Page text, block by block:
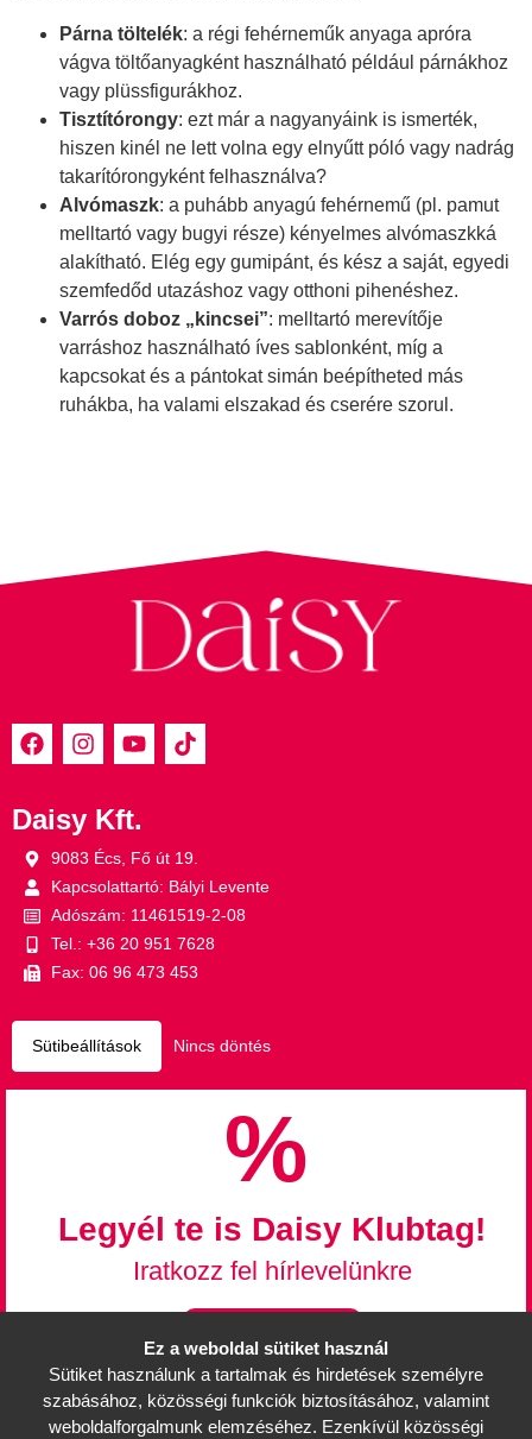
Párna töltelék: a régi fehérneműk anyaga apróra
vágva töltőanyagként használható például párnákhoz
vagy plüssfigurákhoz.
Tisztítórongy: ezt már a nagyanyáink is ismerték,
hiszen kinél ne lett volna egy elnyűtt póló vagy nadrág
takarítórongyként felhasználva?
Alvómaszk: a puhább anyagú fehérnemű (pl. pamut
melltartó vagy bugyi része) kényelmes alvómaszkká
alakítható. Elég egy gumipánt, és kész a saját, egyedi
szemfedőd utazáshoz vagy otthoni pihenéshez.
Varrós doboz „kincsei”: melltartó merevítője
varráshoz használható íves sablonként, míg a
kapcsokat és a pántokat simán beépítheted más
ruhákba, ha valami elszakad és cserére szorul.
Daisy Kft.
9083 Écs, Fő út 19.
Kapcsolattartó: Bályi Levente
Adószám: 11461519-2-08
Tel.: +36 20 951 7628
Fax: 06 96 473 453
Sütibeállítások Nincs döntés
%
Legyél te is Daisy Klubtag!
Iratkozz fel hírlevelünkre
Információk
Mérettáblázat
Ez a weboldal sütiket használ
Sütiket használunk a tartalmak és hirdetések személyre
szabásához, közösségi funkciók biztosításához, valamint
weboldalforgalmunk elemzéséhez. Ezenkívül közösségi